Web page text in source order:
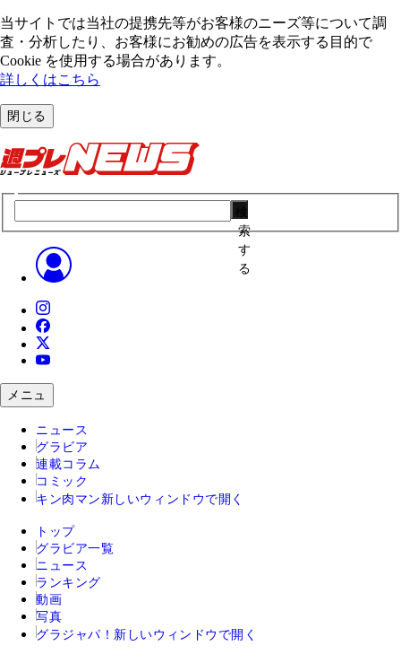
当サイトでは当社の提携先等がお客様のニーズ等について調
査・分析したり、お客様にお勧めの広告を表⽰する⽬的で
Cookie を使⽤する場合があります。
詳しくはこちら
閉じる
索
す
る
メニュ
ニュース
グラビア
連載コラム
コミック
キン肉マン 新しいウィンドウで開く
トップ
グラビア一覧
ニュース
ランキング
動画
写真
グラジャパ！ 新しいウィンドウで開く